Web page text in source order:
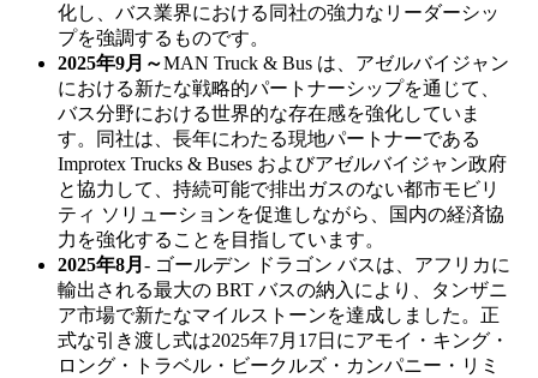
化し、バス業界における同社の強力なリーダーシッ
プを強調するものです。
2025年9月～MAN Truck & Bus は、アゼルバイジャン
における新たな戦略的パートナーシップを通じて、
バス分野における世界的な存在感を強化していま
す。同社は、長年にわたる現地パートナーである
Improtex Trucks & Buses およびアゼルバイジャン政府
と協力して、持続可能で排出ガスのない都市モビリ
ティ ソリューションを促進しながら、国内の経済協
力を強化することを目指しています。
2025年8月 - ゴールデン ドラゴン バスは、アフリカに
輸出される最大の BRT バスの納入により、タンザニ
ア市場で新たなマイルストーンを達成しました。正
式な引き渡し式は2025年7月17日にアモイ・キング・
ロング・トラベル・ビークルズ・カンパニー・リミ